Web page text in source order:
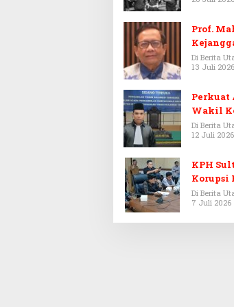
Prof.
Febrie
Di Berita
13 Juli 2026
Perkuat
Wakil
Resmi
Advokat
Di Berita
12 Juli 2026
KPH
Korupsi
Sultra
Di Berita
7 Juli 2026